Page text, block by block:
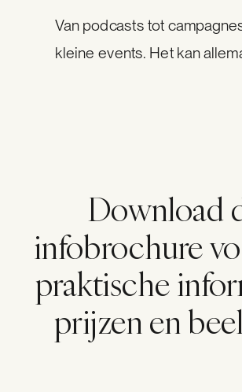
Van podcasts tot
kleine events. Het kan
Download
infobrochure
praktische
prijzen en